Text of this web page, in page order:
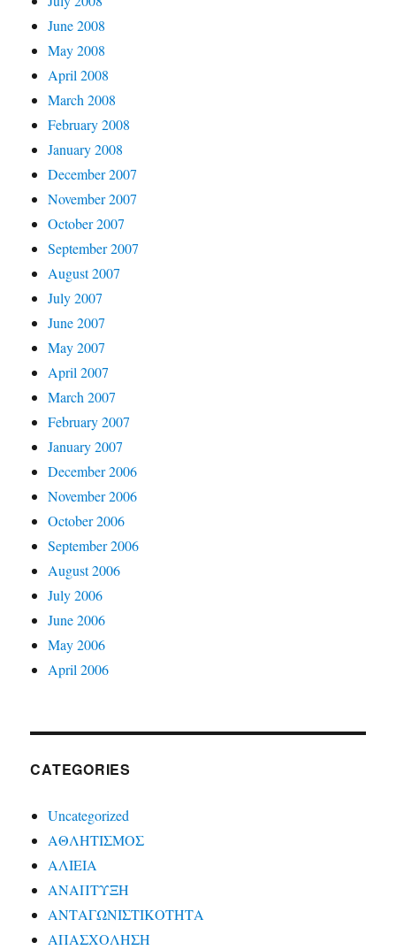
June 2008
May 2008
April 2008
March 2008
February 2008
January 2008
December 2007
November 2007
October 2007
September 2007
August 2007
July 2007
June 2007
May 2007
April 2007
March 2007
February 2007
January 2007
December 2006
November 2006
October 2006
September 2006
August 2006
July 2006
June 2006
May 2006
April 2006
CATEGORIES
Uncategorized
ΑΘΛΗΤΙΣΜΟΣ
ΑΛΙΕΙΑ
ΑΝΑΠΤΥΞΗ
ΑΝΤΑΓΩΝΙΣΤΙΚΟΤΗΤΑ
ΑΠΑΣΧΟΛΗΣΗ